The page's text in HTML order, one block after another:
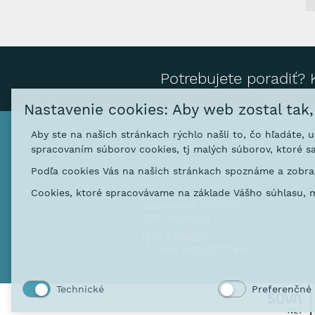
Potrebujete poradiť?
Kontakt
NOVASERVIS FERRO SK s. r
.o.
Nastavenie cookies: Aby web zostal
Aby ste na našich stránkach rýchlo našli to, čo hľadáte,
spracovaním súborov cookies, tj malých súborov, ktoré
Podľa cookies Vás na našich stránkach spoznáme a
Cookies, ktoré spracovávame na základe Vášho
Technické Preferenčné